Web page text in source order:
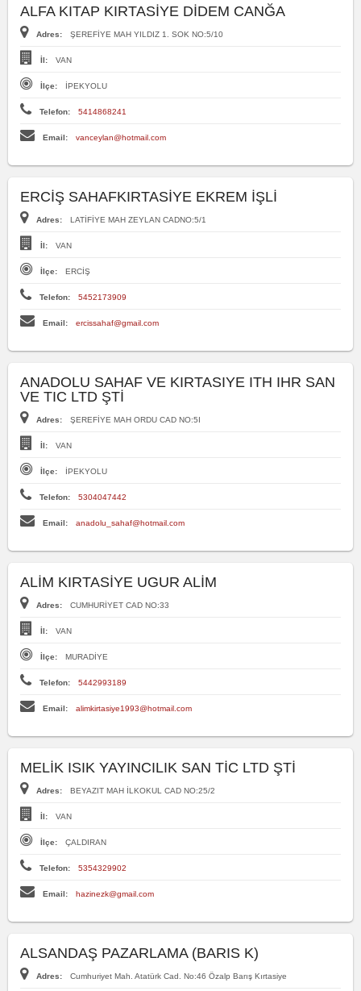
ALFA KITAP KIRTASİYE DİDEM CANĞA
Adres: ŞEREFİYE MAH YILDIZ 1. SOK NO:5/10
İl: VAN
İlçe: İPEKYOLU
Telefon: 5414868241
Email: vanceylan@hotmail.com
ERCİŞ SAHAFKIRTASİYE EKREM İŞLİ
Adres: LATİFİYE MAH ZEYLAN CADNO:5/1
İl: VAN
İlçe: ERCİŞ
Telefon: 5452173909
Email: ercissahaf@gmail.com
ANADOLU SAHAF VE KIRTASIYE ITH IHR SAN
VE TIC LTD ŞTİ
Adres: ŞEREFİYE MAH ORDU CAD NO:5I
İl: VAN
İlçe: İPEKYOLU
Telefon: 5304047442
Email: anadolu_sahaf@hotmail.com
ALİM KIRTASİYE UGUR ALİM
Adres: CUMHURİYET CAD NO:33
İl: VAN
İlçe: MURADİYE
Telefon: 5442993189
Email: alimkirtasiye1993@hotmail.com
MELİK ISIK YAYINCILIK SAN TİC LTD ŞTİ
Adres: BEYAZIT MAH İLKOKUL CAD NO:25/2
İl: VAN
İlçe: ÇALDIRAN
Telefon: 5354329902
Email: hazinezk@gmail.com
ALSANDAŞ PAZARLAMA (BARIS K)
Adres: Cumhuriyet Mah. Atatürk Cad. No:46 Özalp Barış Kırtasiye